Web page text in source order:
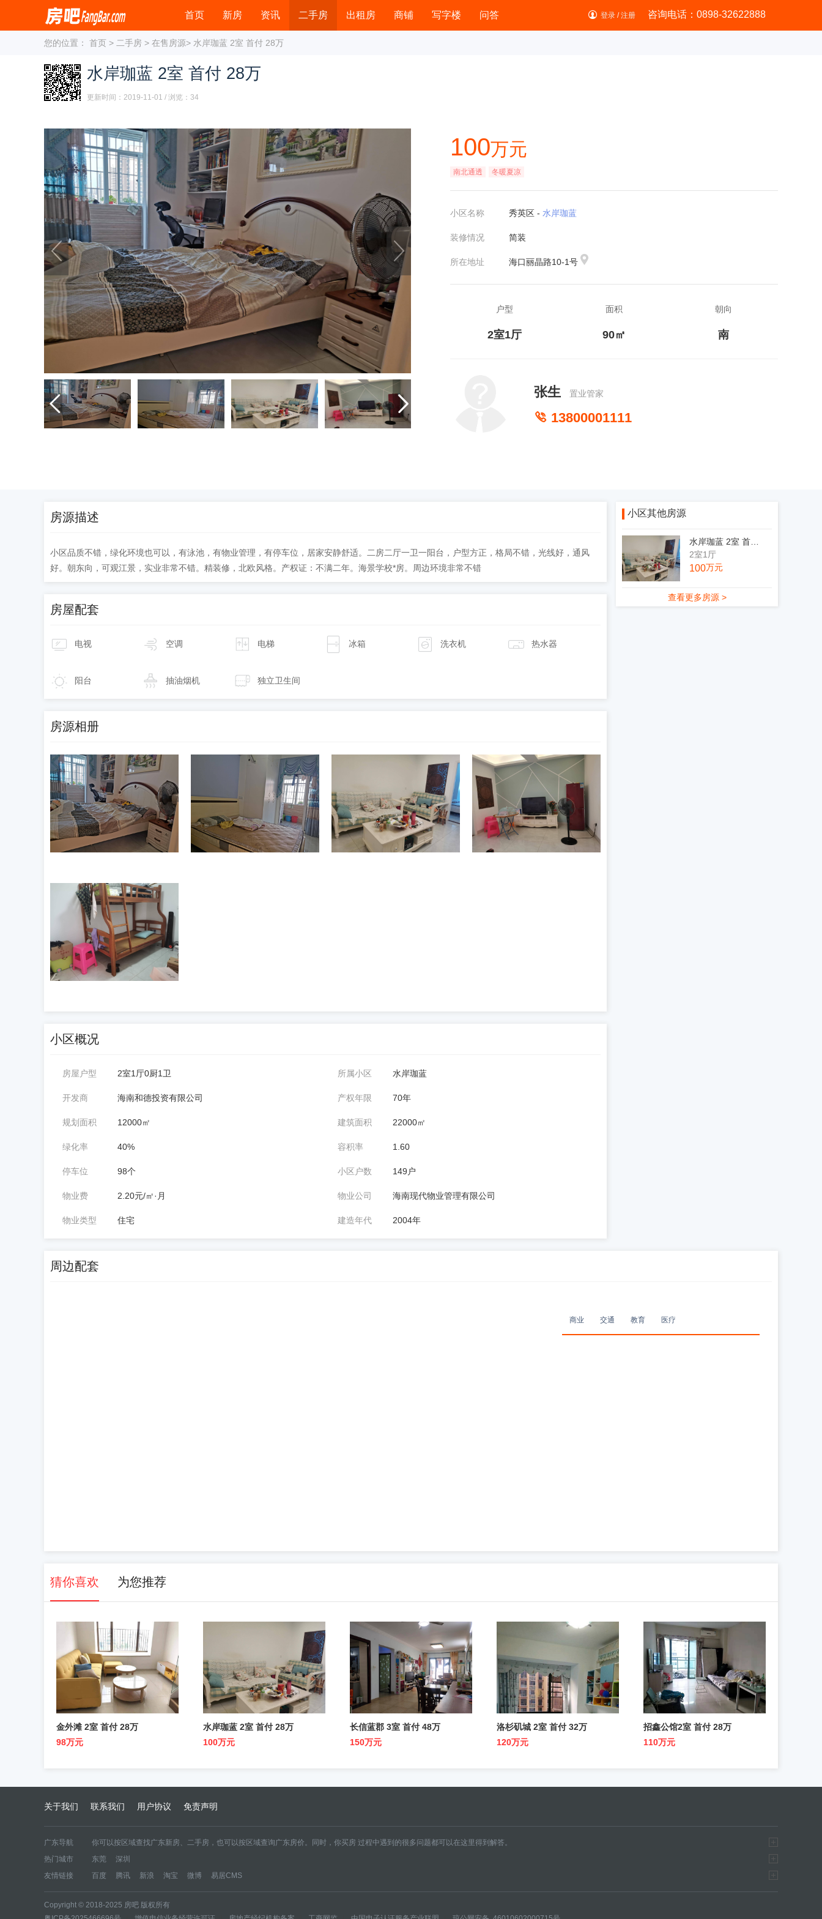
首页 新房 资讯 二手房 出租房 商铺 写字楼 问答 咨询电话：0898-32622888
登录 /注册
您的位置： 首页 > 二手房 > 在售房源> 水岸珈蓝 2室 首付 28万
水岸珈蓝 2室 首付 28万
更新时间：2019-11-01 / 浏览： 34
 
100万元
南北通透 冬暖夏凉
小区名称 秀英区 - 水岸珈蓝
装修情况 简装
所在地址 海口丽晶路10-1号
户型
2室1厅
面积
90㎡
朝向
南
张生 置业管家
 13800001111
房源描述
小区品质不错，绿化环境也可以，有泳池，有物业管理，有停车位，居家安静舒适。二房二厅一卫一阳台，户型方正，格局不错，光线好，通风
好。朝东向，可观江景，实业非常不错。精装修，北欧风格。产权证：不满二年。海景学校*房。周边环境非常不错
房屋配套
电视 空调 电梯 冰箱 洗衣机 热水器
阳台 抽油烟机 独立卫生间
房源相册
小区概况
房屋户型 2室1厅0厨1卫 所属小区 水岸珈蓝
开发商 海南和德投资有限公司 产权年限 70年
规划面积 12000㎡ 建筑面积 22000㎡
绿化率 40% 容积率 1.60
停车位 98个 小区户数 149户
物业费 2.20元/㎡·月 物业公司 海南现代物业管理有限公司
物业类型 住宅 建造年代 2004年
小区其他房源
2室1厅
100万元
查看更多房源 >
周边配套
商业 交通 教育 医疗
猜你喜欢 为您推荐
金外滩 2室 首付 28万
98万元
水岸珈蓝 2室 首付 28万
100万元
长信蓝郡 3室 首付 48万
150万元
洛杉矶城 2室 首付 32万
120万元
招鑫公馆2室 首付 28万
110万元
关于我们 联系我们 用户协议 免责声明
广东导航 你可以按区域查找广东新房、二手房，也可以按区域查询广东房价。同时，你买房 过程中遇到的很多问题都可以在这里得到解答。
区域新房 东莞 深圳
区域二手房 东莞二手房 深圳二手房
热门城市 东莞
深圳
友情链接
百度 腾讯 新浪 淘宝 微博 易居CMS
Copyright © 2018-2025 房吧 版权所有